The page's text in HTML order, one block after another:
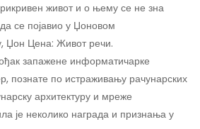
живот и о њему се не зна
се појавио у Џоновом
Џон Цена: Живот речи.
запажене информатичарке
познате по истраживању рачунарских
архитектуру и мреже
је неколико награда и признања у